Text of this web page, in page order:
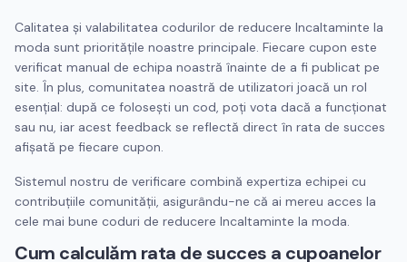
Calitatea și valabilitatea codurilor de reducere Incaltaminte la
moda sunt prioritățile noastre principale. Fiecare cupon este
verificat manual de echipa noastră înainte de a fi publicat pe
site. În plus, comunitatea noastră de utilizatori joacă un rol
esențial: după ce folosești un cod, poți vota dacă a funcționat
sau nu, iar acest feedback se reflectă direct în rata de succes
afișată pe fiecare cupon.
Sistemul nostru de verificare combină expertiza echipei cu
contribuțiile comunității, asigurându-ne că ai mereu acces la
cele mai bune coduri de reducere Incaltaminte la moda.
Cum calculăm rata de succes a cupoanelor